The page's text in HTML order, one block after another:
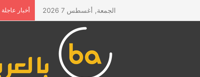
الجمعة, أغسطس 7 2026 أخبار عاجلة